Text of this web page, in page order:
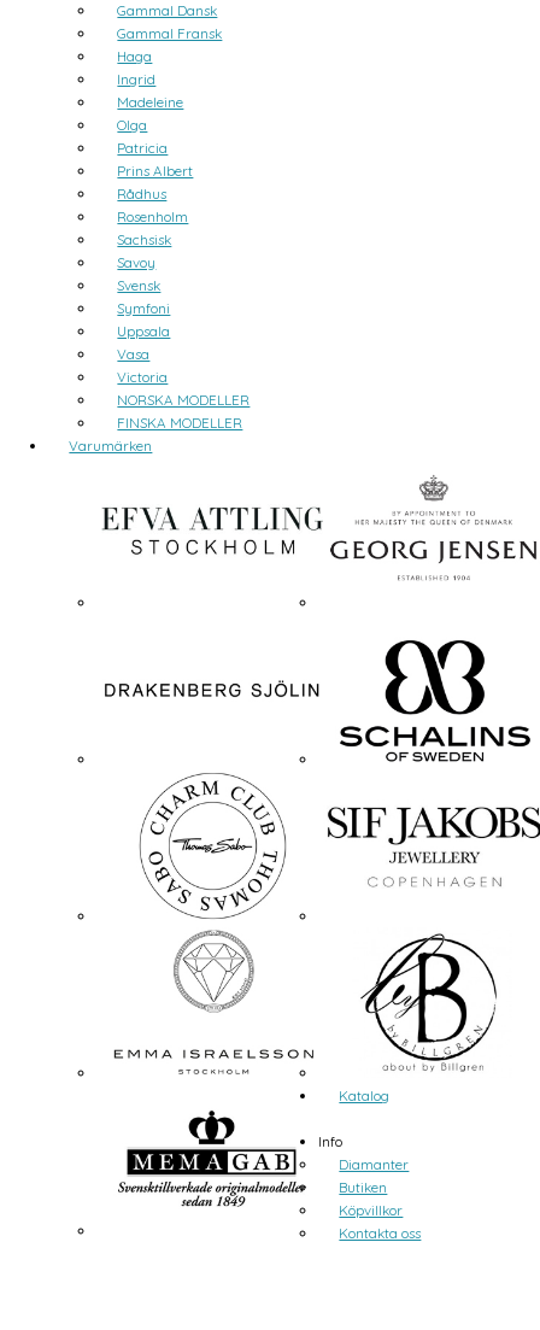
Gammal Dansk
Gammal Fransk
Haga
Ingrid
Madeleine
Olga
Patricia
Prins Albert
Rådhus
Rosenholm
Sachsisk
Savoy
Svensk
Symfoni
Uppsala
Vasa
Victoria
NORSKA MODELLER
FINSKA MODELLER
Varumärken
Katalog
Info
Diamanter
Butiken
Köpvillkor
Kontakta oss